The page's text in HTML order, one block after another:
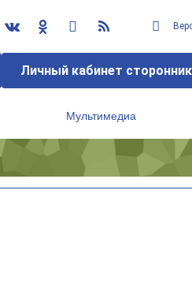
Личный кабинет
Мультимедиа